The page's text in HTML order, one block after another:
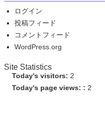
ログイン
投稿フィード
コメントフィード
WordPress.org
Site Statistics
Today's visitors: 2
Today's page views: : 2